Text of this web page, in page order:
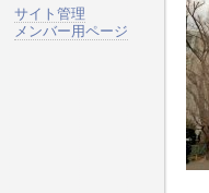
サイト管理
メンバー用ページ